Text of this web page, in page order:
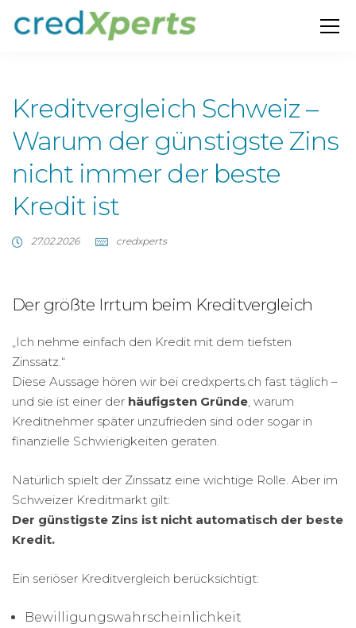
Kreditvergleich Schweiz –
Warum der günstigste Zins
nicht immer der beste
Kredit ist
27.02.2026 credxperts
Der größte Irrtum beim Kreditvergleich
„Ich nehme einfach den Kredit mit dem tiefsten
Zinssatz.“
Diese Aussage hören wir bei credxperts.ch fast täglich –
und sie ist einer der häufigsten Gründe , warum
Kreditnehmer später unzufrieden sind oder sogar in
finanzielle Schwierigkeiten geraten.
Natürlich spielt der Zinssatz eine wichtige Rolle. Aber im
Schweizer Kreditmarkt gilt:
Der günstigste Zins ist nicht automatisch der beste
Kredit.
Ein seriöser Kreditvergleich berücksichtigt:
Bewilligungswahrscheinlichkeit